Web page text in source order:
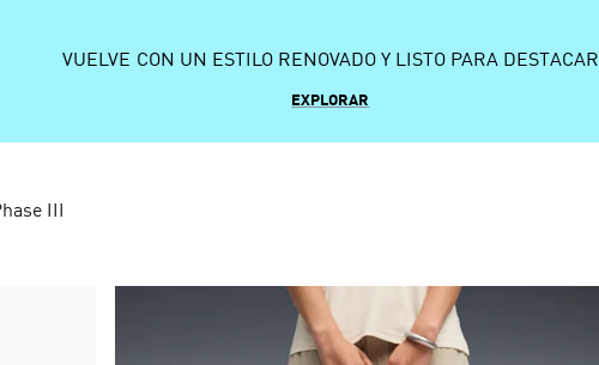
VUELVE CON UN ESTILO RENOVADO Y LISTO PARA DESTACAR
EXPLORAR
III